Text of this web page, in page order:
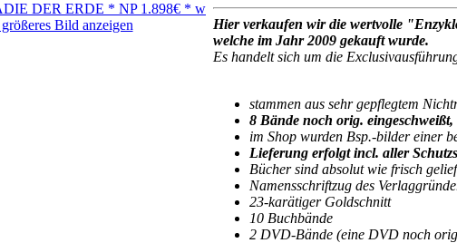
DER ERDE * NP 1.898€ * w
Bild anzeigen
Hier verkaufen wir die wertvolle
welche im Jahr 2009 gekauft wurde.
Es handelt sich um die
stammen aus sehr gepflegtem
8 Bände noch orig.
im Shop wurden Bsp.-bilder einer
Lieferung erfolgt incl. aller
Bücher sind absolut wie frisch
Namensschriftzug des
23-karätiger Goldschnitt
10 Buchbände
2 DVD-Bände (eine DVD noch